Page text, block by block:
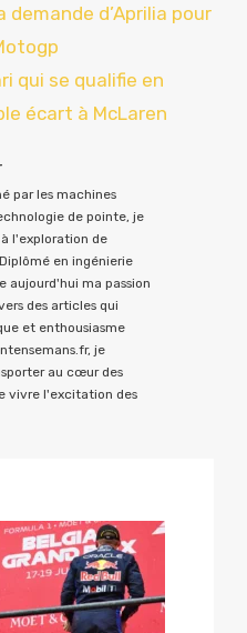
d’Aprilia pour
qui se qualifie en
écart à McLaren
par les machines
de pointe, je
l'exploration de
en ingénierie
aujourd'hui ma passion
des articles qui
et enthousiasme
je
au cœur des
vivre l'excitation des